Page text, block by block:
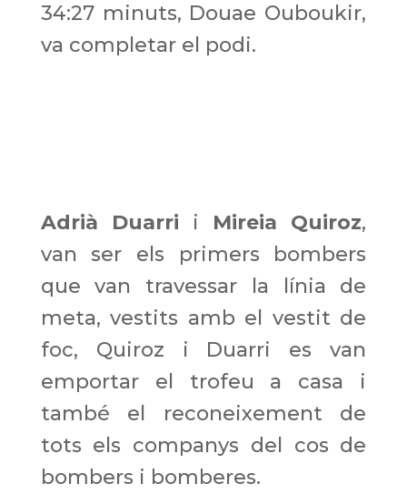
34:27 minuts, Douae Ouboukir,
va completar el podi.
Adrià Duarri i Mireia Quiroz,
van ser els primers bombers
que van travessar la línia de
meta, vestits amb el vestit de
foc, Quiroz i Duarri es van
emportar el trofeu a casa i
també el reconeixement de
tots els companys del cos de
bombers i bomberes.